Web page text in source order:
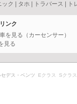
ック タホ トラバース ト
ンク
を見る（カーセンサー）
見る
デス・ベンツ Eクラス Sクラス